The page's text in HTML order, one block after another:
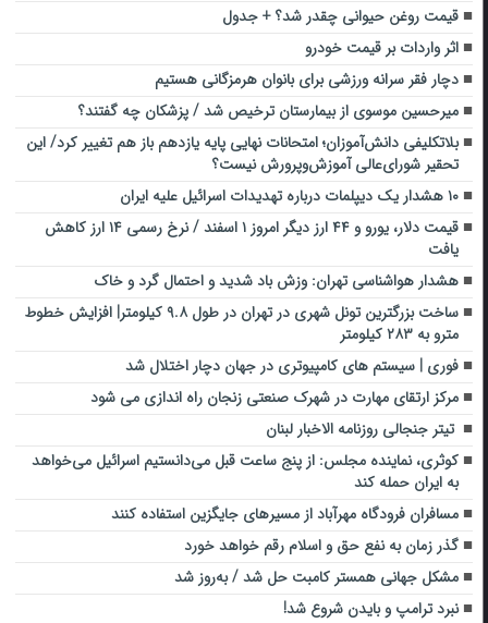
قیمت روغن حیوانی چقدر شد؟ + جدول
اثر واردات بر قیمت خودرو
دچار فقر ‌سرانه ورزشی برای بانوان هرمزگانی هستیم
میرحسین موسوی از بیمارستان ترخیص شد / پزشکان چه گفتند؟
بلاتکلیفی دانش‌آموزان؛ امتحانات نهایی پایه یازدهم باز هم تغییر کرد/ این
تحقیر شورای‌عالی آموزش‌وپرورش نیست؟
۱۰ هشدار یک دیپلمات درباره تهدیدات اسرائیل علیه ایران
قیمت دلار، یورو و ۴۴ ارز دیگر امروز ۱ اسفند / نرخ رسمی ۱۴ ارز کاهش
یافت
هشدار هواشناسی تهران: وزش باد شدید و احتمال گرد و خاک
ساخت بزرگترین تونل شهری در تهران در طول ۹.۸ کیلومتر| افزایش خطوط
مترو به ۲۸۳ کیلومتر
فوری | سیستم‌ های کامپیوتری در جهان دچار اختلال شد
مرکز ارتقای مهارت در شهرک صنعتی زنجان راه اندازی می شود
تیتر جنجالی روزنامه الاخبار لبنان
کوثری، نماینده مجلس: از پنج ساعت قبل می‌دانستیم اسرائیل می‌خواهد
به ایران حمله کند
مسافران فرودگاه مهرآباد از مسیرهای جایگزین استفاده کنند
گذر زمان به نفع حق و اسلام رقم خواهد خورد
مشکل جهانی همستر کامبت حل شد / به‌روز شد
نبرد ترامپ و بایدن شروع شد!